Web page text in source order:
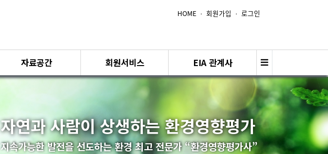
HOME ∙ 회원가입 ∙ 로그인
자료공간 회원서비스 EIA 관계사
자연과 사람이 상생하는 환경영향평가
지속가능한 발전을 선도하는 환경 최고 전문가 “환경영향평가사”